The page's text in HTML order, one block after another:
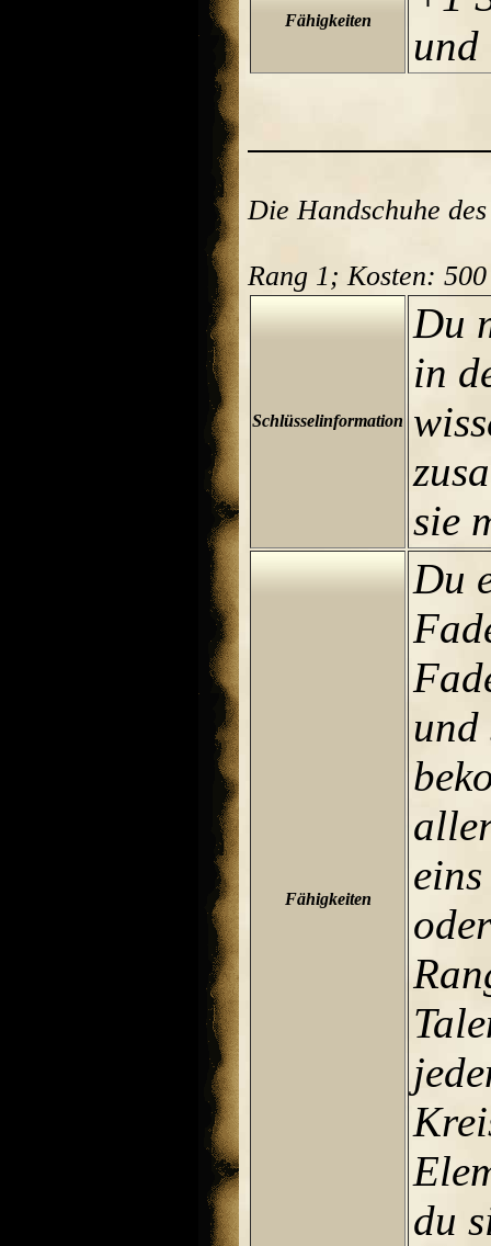
Fähigkeiten
und
Die Handschuhe
Rang 1; Kosten:
Schlüsselinformation
Du
in
sie
Fähigkeiten
Du
und
du